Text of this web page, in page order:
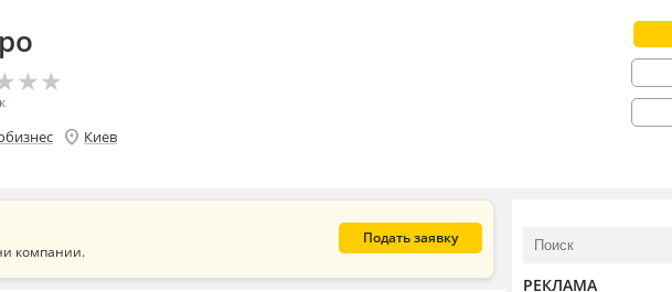
★
★★
★
location_on Киев
компании.
Подать заявку
РЕКЛАМА